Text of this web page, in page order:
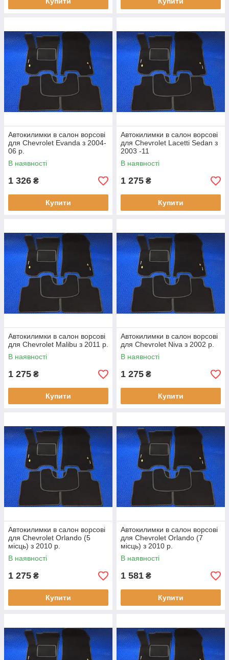
Автокилимки в салон ворсові
для Chevrolet Evanda з 2004-
06 р.
В наявності
1 326 ₴
Купити
Автокилимки в салон ворсові
для Chevrolet Lacetti Sedan з
2003 -11
В наявності
1 275 ₴
Купити
Автокилимки в салон ворсові
для Chevrolet Malibu з 2011 р.
В наявності
1 275 ₴
Купити
Автокилимки в салон ворсові
для Chevrolet Niva з 2002 р.
В наявності
1 275 ₴
Купити
Автокилимки в салон ворсові
для Chevrolet Orlando (5
місць) з 2010 р.
В наявності
1 275 ₴
Купити
Автокилимки в салон ворсові
для Chevrolet Orlando (7
місць) з 2010 р.
В наявності
1 581 ₴
Купити